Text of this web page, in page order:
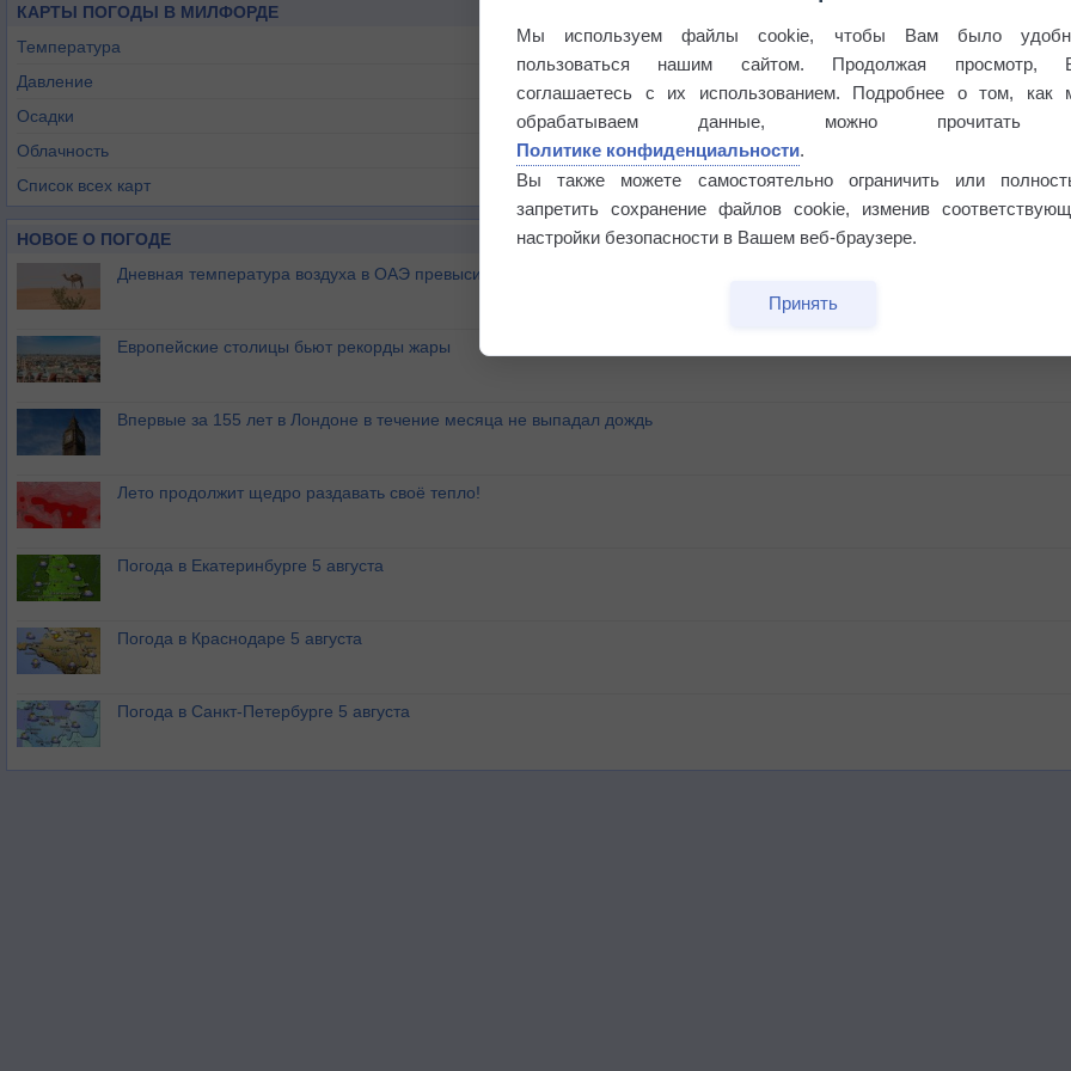
КАРТЫ ПОГОДЫ В МИЛФОРДЕ
Температура
Давление
Осадки
Облачность
Список всех карт
НОВОЕ О ПОГОДЕ
Дневная температура воздуха в ОАЭ превысила +51°
Европейские столицы бьют рекорды жары
Впервые за 155 лет в Лондоне в течение месяца не выпадал дождь
Лето продолжит щедро раздавать своё тепло!
Погода в Екатеринбурге 5 августа
Погода в Краснодаре 5 августа
Погода в Санкт-Петербурге 5 августа
Мы используем файлы cookie, чтобы Вам было
пользоваться нашим сайтом. Продолжая просмотр,
соглашаетесь с их использованием. Подробнее о том, как
обрабатываем данные, можно прочитать
Политике конфиденциальности.
Вы также можете самостоятельно ограничить или
запретить сохранение файлов cookie, изменив
настройки безопасности в Вашем веб-браузере.
Принять